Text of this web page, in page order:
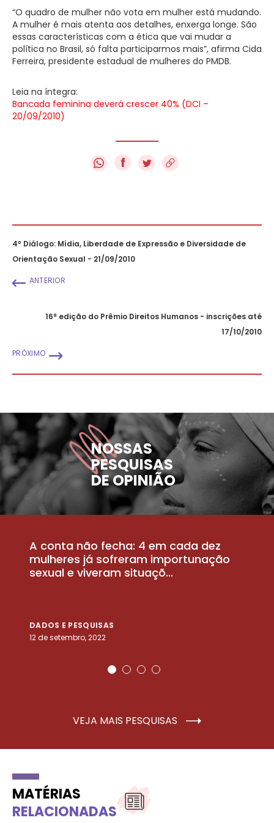
“O quadro de mulher não vota em mulher está mudando.
A mulher é mais atenta aos detalhes, enxerga longe. São
essas características com a ética que vai mudar a
política no Brasil, só falta participarmos mais”, afirma Cida
Ferreira, presidente estadual de mulheres do PMDB.
Leia na íntegra:
Bancada feminina deverá crescer 40% (DCI –
20/09/2010)
f
4º Diálogo: Mídia, Liberdade de Expressão e Diversidade de
Orientação Sexual - 21/09/2010
ANTERIOR
16ª edição do Prêmio Direitos Humanos - inscrições até
17/10/2010
PRÓXIMO
NOSSAS
PESQUISAS
DE OPINIÃO
A conta não fecha: 4 em cada dez
mulheres já sofreram importunação
sexual e viveram situaçõ...
DADOS E PESQUISAS
12 de setembro, 2022
VEJA MAIS PESQUISAS
MATÉRIAS
RELACIONADAS